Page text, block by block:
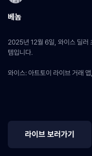
베놈
2025년 12월 6일, 와이스 딜러
템입니다.
와이스: 아트토이 라이브 거래
라이브 보러가기